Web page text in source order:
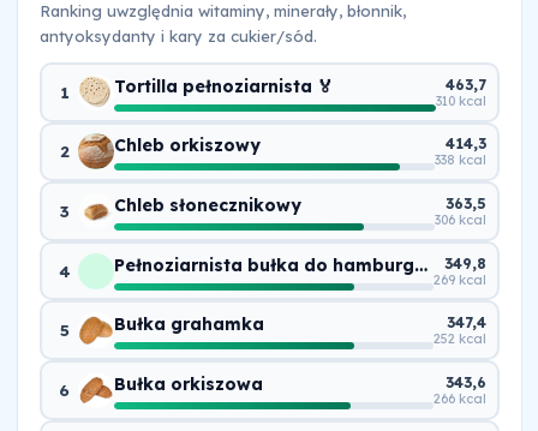
Ranking uwzględnia witaminy, minerały, błonnik,
antyoksydanty i kary za cukier/sód.
1 Tortilla pełnoziarnista 🏅 463,7
310 kcal
2 Chleb orkiszowy 414,3
338 kcal
3 Chleb słonecznikowy 363,5
306 kcal
4 Pełnoziarnista bułka do hamburgerów 349,8
269 kcal
5 Bułka grahamka 347,4
252 kcal
6 Bułka orkiszowa 343,6
266 kcal